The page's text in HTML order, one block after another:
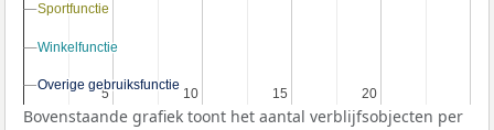
5
5 10
10 15
15 20
20
Sportfunctie
Sportfunctie
Winkelfunctie
Winkelfunctie
Overige gebruiksfunctie
Overige gebruiksfunctie
Bovenstaande grafiek toont het aantal verblijfsobjecten per